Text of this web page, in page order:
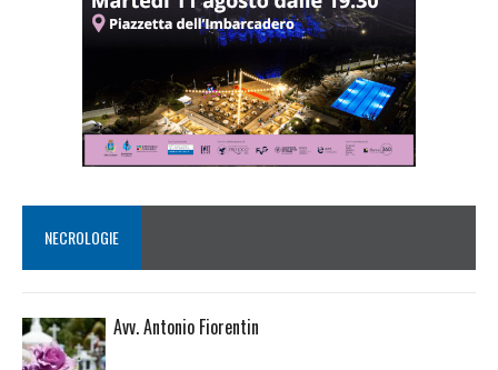
NECROLOGIE
Avv. Antonio Fiorentin